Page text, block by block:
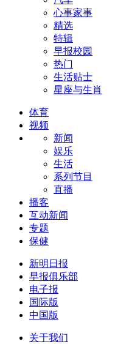
心事家事
精选
特辑
早报校园
热门
生活贴士
星座与生肖
体育
视频
新闻
娱乐
生活
系列节目
直播
播客
互动新闻
专题
保健
新明日报
早报俱乐部
电子报
国际版
中国版
关于我们